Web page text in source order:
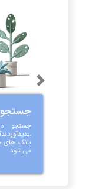
جستجو
بانک های
می شود
Next